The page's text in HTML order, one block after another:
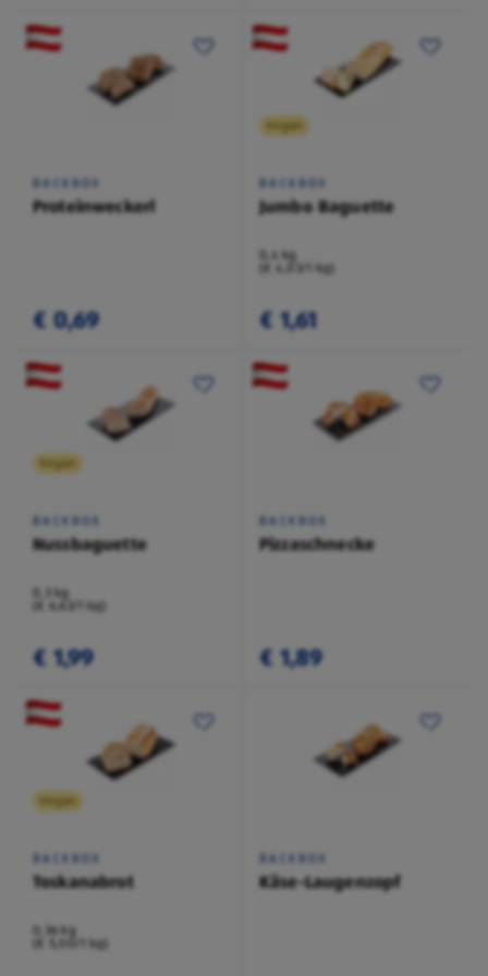
BACKBOX
Proteinweckerl
€ 0,69
Vegan
BACKBOX
Jumbo Baguette
0,4 kg
(€ 4,03/1 kg)
€ 1,61
Vegan
BACKBOX
Nussbaguette
0,3 kg
(€ 6,63/1 kg)
€ 1,99
BACKBOX
Pizzaschnecke
€ 1,89
Vegan
BACKBOX
Toskanabrot
0,36 kg
(€ 5,00/1 kg)
BACKBOX
Käse-Laugenzopf